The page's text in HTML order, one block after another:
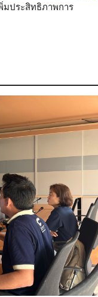
มประสิทธิภาพการ